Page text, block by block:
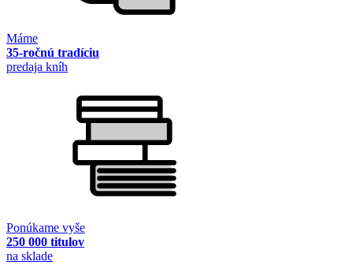
Máme
35-ročnú tradíciu
predaja kníh
Ponúkame vyše
250 000 titulov
na sklade